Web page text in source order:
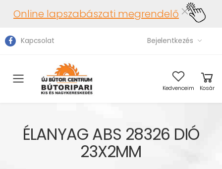
Online lapszabászati megrendelő
Kapcsolat Bejelentkezés
Toggle mobile menu Kedvenceim Kosár
ÉLANYAG ABS 28326 DIÓ
23X2MM